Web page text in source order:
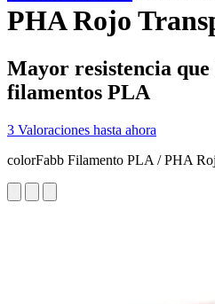
PHA Rojo
Mayor resistencia
filamentos PLA
3 Valoraciones hasta ahora
colorFabb Filamento PLA / PHA